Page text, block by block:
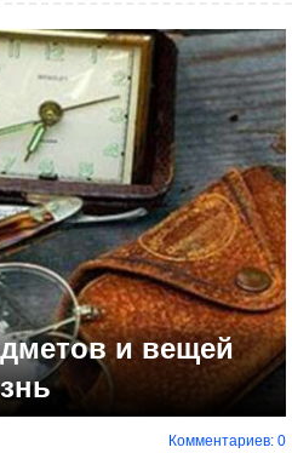
и вещей
Комментариев: 0